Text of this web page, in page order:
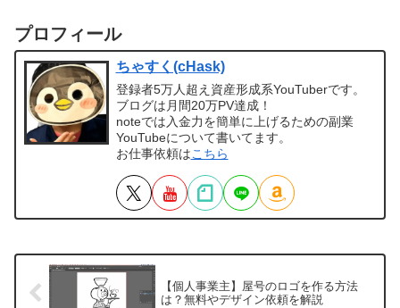
プロフィール
ちゃすく(cHask)
登録者5万人超え資産形成系YouTuberです。
ブログは月間20万PV達成！
noteでは入金力を簡単に上げるための副業
YouTubeについて書いてます。
お仕事依頼はこちら
【個人事業主】屋号のロゴを作る方法
は？無料やデザイン依頼を解説